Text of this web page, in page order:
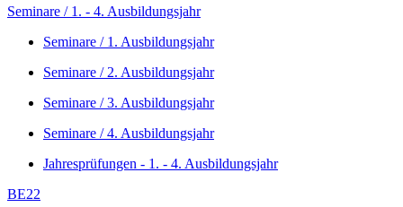
Seminare / 1. - 4. Ausbildungsjahr
Seminare / 1. Ausbildungsjahr
Seminare / 2. Ausbildungsjahr
Seminare / 3. Ausbildungsjahr
Seminare / 4. Ausbildungsjahr
Jahresprüfungen - 1. - 4. Ausbildungsjahr
BE22